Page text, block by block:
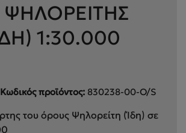
1:30.000
Κωδικός προϊόντος: 830238-00-O/S
του όρους Ψηλορείτη (Ίδη) σε